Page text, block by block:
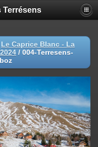
Terrésens
Le Caprice Blanc - La
/ 004-Terresens-